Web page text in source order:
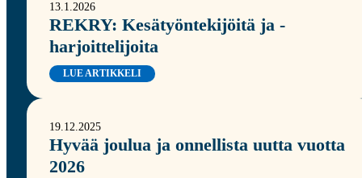
13.1.2026
REKRY: Kesätyöntekijöitä ja -
harjoittelijoita
LUE ARTIKKELI
19.12.2025
Hyvää joulua ja onnellista uutta vuotta
2026